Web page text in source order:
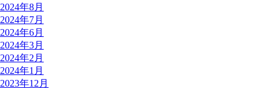
2024年8月
2024年7月
2024年6月
2024年3月
2024年2月
2024年1月
2023年12月